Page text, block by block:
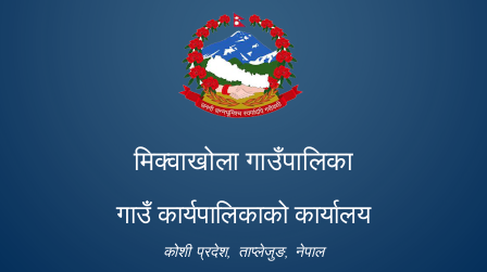
main
content
मिक्वाखोला गाउँपालिका
गाउँ कार्यपालिकाको कार्यालय
कोशी प्रदेश, ताप्लेजुङ, नेपाल